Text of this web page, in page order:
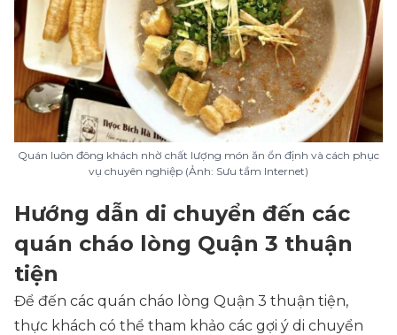
Quán luôn đông khách nhờ chất lượng món ăn ổn định và cách phục
vụ chuyên nghiệp (Ảnh: Sưu tầm Internet)
Hướng dẫn di chuyển đến các
quán cháo lòng Quận 3 thuận
tiện
Để đến các quán cháo lòng Quận 3 thuận tiện,
thực khách có thể tham khảo các gợi ý di chuyển